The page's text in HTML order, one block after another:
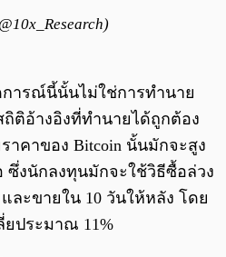
การณ์นี้นั้นไม่ใช่การทำนาย
ถิติอ้างอิงที่ทำนายได้ถูกต้อง
คาของ Bitcoin นั้นมักจะสูง
ซึ่งนักลงทุนมักจะใช้วิธีซื้อล่วง
ละขายใน 10 วันให้หลัง โดย
ยประมาณ 11%